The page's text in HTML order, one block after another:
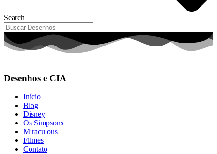
Search
Desenhos e CIA
Início
Blog
Disney
Os Simpsons
Miraculous
Filmes
Contato